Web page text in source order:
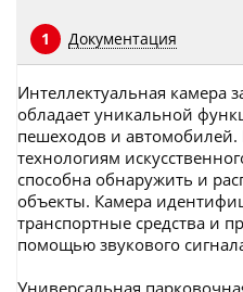
1 Документация
Интеллектуальная камера
обладает уникальной
пешеходов и автомобилей.
технологиям
способна обнаружить и
объекты. Камера
транспортные средства и
помощью звукового